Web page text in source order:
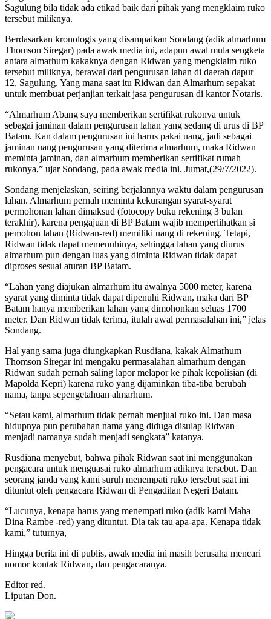
Sagulung bila tidak ada etikad baik dari pihak yang mengklaim ruko
tersebut miliknya.
Berdasarkan kronologis yang disampaikan Sondang (adik almarhum
Thomson Siregar) pada awak media ini, adapun awal mula sengketa
antara almarhum kakaknya dengan Ridwan yang mengklaim ruko
tersebut miliknya, berawal dari pengurusan lahan di daerah dapur
12, Sagulung. Yang mana saat itu Ridwan dan Almarhum sepakat
untuk membuat perjanjian terkait jasa pengurusan di kantor Notaris.
“Almarhum Abang saya memberikan sertifikat rukonya untuk
sebagai jaminan dalam pengurusan lahan yang sedang di urus di BP
Batam. Kan dalam pengurusan ini harus pakai uang, jadi sebagai
jaminan uang pengurusan yang diterima almarhum, maka Ridwan
meminta jaminan, dan almarhum memberikan sertifikat rumah
rukonya,” ujar Sondang, pada awak media ini. Jumat,(29/7/2022).
Sondang menjelaskan, seiring berjalannya waktu dalam pengurusan
lahan. Almarhum pernah meminta kekurangan syarat-syarat
permohonan lahan dimaksud (fotocopy buku rekening 3 bulan
terakhir), karena pengajuan di BP Batam wajib memperlihatkan si
pemohon lahan (Ridwan-red) memiliki uang di rekening. Tetapi,
Ridwan tidak dapat memenuhinya, sehingga lahan yang diurus
almarhum pun dengan luas yang diminta Ridwan tidak dapat
diproses sesuai aturan BP Batam.
“Lahan yang diajukan almarhum itu awalnya 5000 meter, karena
syarat yang diminta tidak dapat dipenuhi Ridwan, maka dari BP
Batam hanya memberikan lahan yang dimohonkan seluas 1700
meter. Dan Ridwan tidak terima, itulah awal permasalahan ini,” jelas
Sondang.
Hal yang sama juga diungkapkan Rusdiana, kakak Almarhum
Thomson Siregar ini mengaku permasalahan almarhum dengan
Ridwan sudah pernah saling lapor melapor ke pihak kepolisian (di
Mapolda Kepri) karena ruko yang dijaminkan tiba-tiba berubah
nama, tanpa sepengetahuan almarhum.
“Setau kami, almarhum tidak pernah menjual ruko ini. Dan masa
hidupnya pun perubahan nama yang diduga disulap Ridwan
menjadi namanya sudah menjadi sengkata” katanya.
Rusdiana menyebut, bahwa pihak Ridwan saat ini menggunakan
pengacara untuk menguasai ruko almarhum adiknya tersebut. Dan
seorang janda yang kami suruh menempati ruko tersebut saat ini
dituntut oleh pengacara Ridwan di Pengadilan Negeri Batam.
“Lucunya, kenapa harus yang menempati ruko (adik kami Maha
Dina Rambe -red) yang dituntut. Dia tak tau apa-apa. Kenapa tidak
kami,” tuturnya,
Hingga berita ini di publis, awak media ini masih berusaha mencari
nomor kontak Ridwan, dan pengacaranya.
Editor red.
Liputan Don.